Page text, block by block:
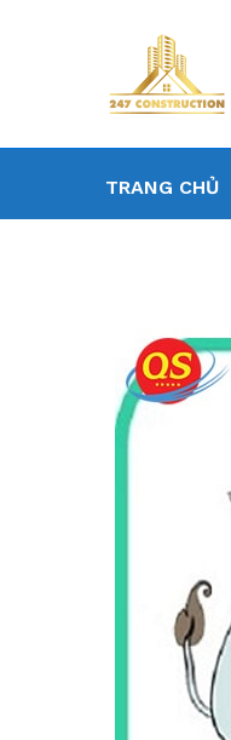
TRANG CHỦ